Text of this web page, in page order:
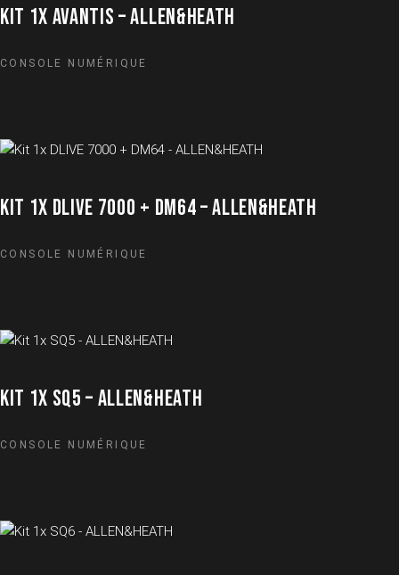
KIT 1X AVANTIS – ALLEN&HEATH
CONSOLE NUMÉRIQUE
KIT 1X DLIVE 7000 + DM64 – ALLEN&HEATH
CONSOLE NUMÉRIQUE
KIT 1X SQ5 – ALLEN&HEATH
CONSOLE NUMÉRIQUE